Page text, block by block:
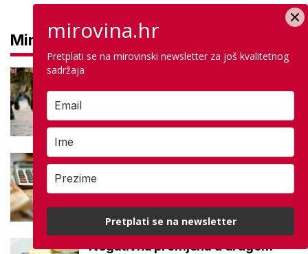
Mirovine
dvije kategorije, a prima ih oko
Što je MIREX i kako se računa?
Važna brojka za kategoriju štednje
u drugom stupu
Negativna promjena u drugom
mirovina.hr
Pretplati se na mirovinski newsletter za još kvalitetnog
sadržaja
Pretplati se na newsletter